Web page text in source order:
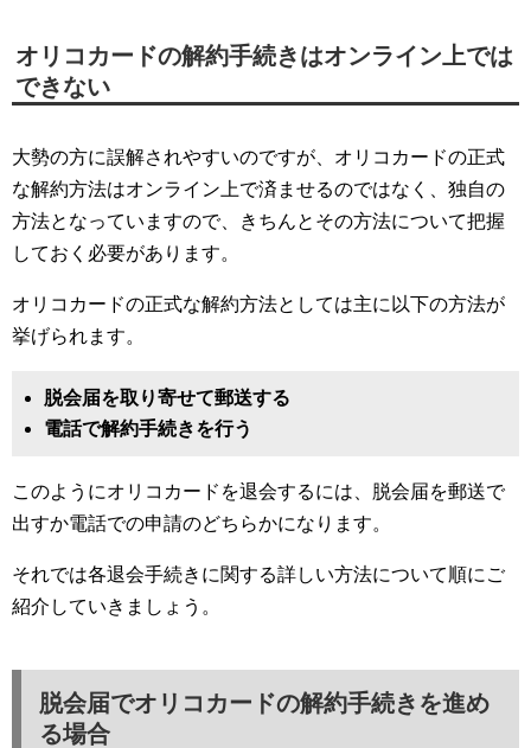
オリコカードの解約手続きはオンライン上では
できない
大勢の方に誤解されやすいのですが、オリコカードの正式
な解約方法はオンライン上で済ませるのではなく、独自の
方法となっていますので、きちんとその方法について把握
しておく必要があります。
オリコカードの正式な解約方法としては主に以下の方法が
挙げられます。
脱会届を取り寄せて郵送する
電話で解約手続きを行う
このようにオリコカードを退会するには、脱会届を郵送で
出すか電話での申請のどちらかになります。
それでは各退会手続きに関する詳しい方法について順にご
紹介していきましょう。
脱会届でオリコカードの解約手続きを進め
る場合